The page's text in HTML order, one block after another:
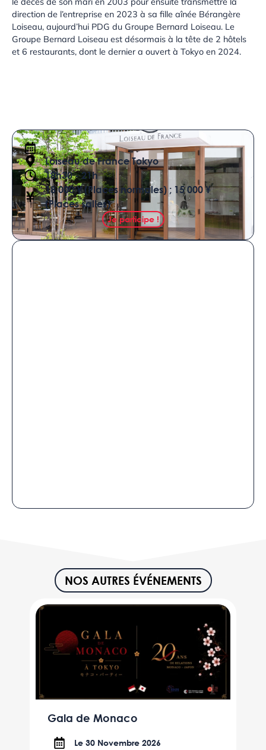
direction de l’entreprise en 2023 à sa fille aînée Bérangère
Loiseau, aujourd’hui PDG du Groupe Bernard Loiseau. Le
Groupe Bernard Loiseau est désormais à la tête de 2 hôtels
et 6 restaurants, dont le dernier a ouvert à Tokyo en 2024.
Loiseau de France Tokyo
18h30 - 21h
18 000 ¥ (Places normales) ; 15 000 ¥
(Places salles)
Je participe !
NOS AUTRES ÉVÉNEMENTS
Gala de Monaco
Le 30 Novembre 2026